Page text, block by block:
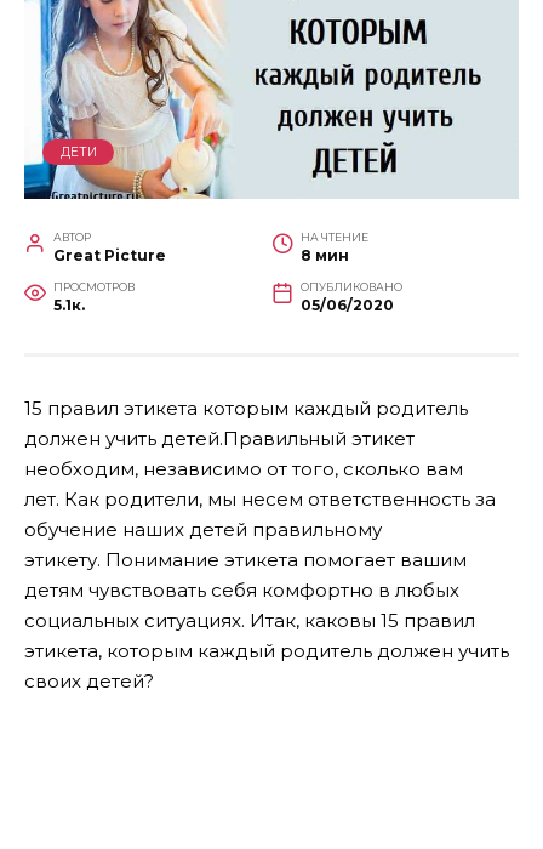
ДЕТИ
АВТОР
Great Picture
НА ЧТЕНИЕ
8 мин
ПРОСМОТРОВ
5.1к.
ОПУБЛИКОВАНО
05/06/2020
15 правил этикета которым каждый родитель
должен учить детей.Правильный этикет
необходим, независимо от того, сколько вам
лет. Как родители, мы несем ответственность за
обучение наших детей правильному
этикету. Понимание этикета помогает вашим
детям чувствовать себя комфортно в любых
социальных ситуациях. Итак, каковы 15 правил
этикета, которым каждый родитель должен учить
своих детей?